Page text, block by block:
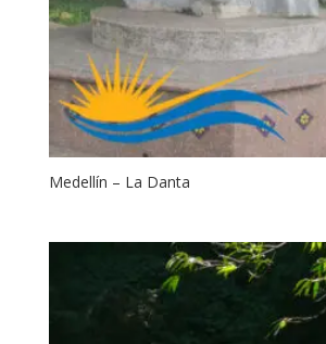
Medellín – La Danta